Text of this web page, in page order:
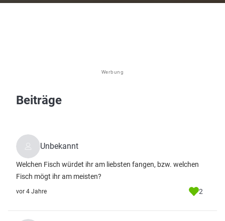
Werbung
Beiträge
Unbekannt
Welchen Fisch würdet ihr am liebsten fangen, bzw. welchen
Fisch mögt ihr am meisten?
vor 4 Jahre 2